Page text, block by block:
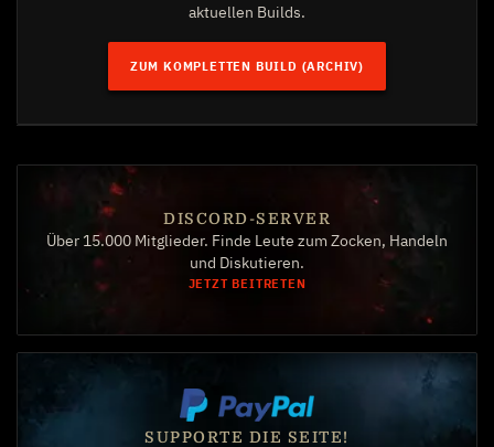
aktuellen Builds.
ZUM KOMPLETTEN BUILD (ARCHIV)
DISCORD-SERVER
Über 15.000 Mitglieder. Finde Leute zum Zocken, Handeln
und Diskutieren.
JETZT BEITRETEN
SUPPORTE DIE SEITE!